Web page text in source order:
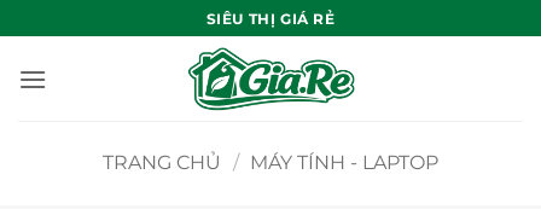
qua
nội
SIÊU THỊ GIÁ RẺ
TRANG CHỦ / MÁY TÍNH - LAPTOP